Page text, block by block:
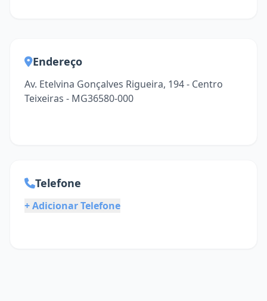
Endereço
Av. Etelvina Gonçalves Rigueira, 194 - Centro
Teixeiras - MG36580-000
Telefone
+ Adicionar Telefone